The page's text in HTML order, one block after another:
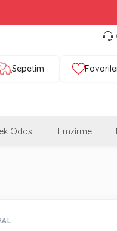
Sepetim
Odası Emzirme